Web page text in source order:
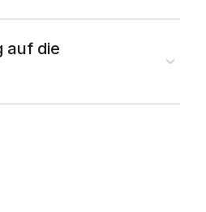
auf die